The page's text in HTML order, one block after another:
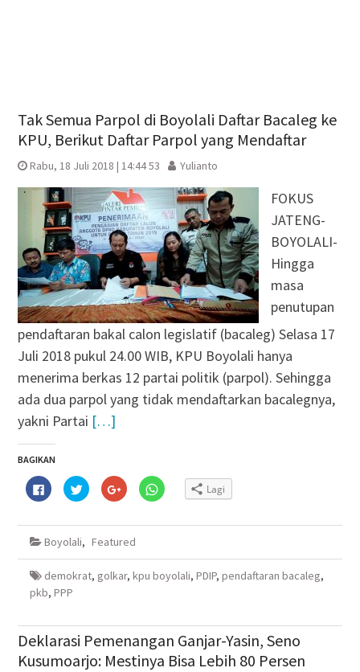
Tak Semua Parpol di Boyolali Daftar Bacaleg ke
KPU, Berikut Daftar Parpol yang Mendaftar
Rabu, 18 Juli 2018 | 14:44 53 Yulianto
FOKUS
JATENG-
BOYOLALI-
Hingga
masa
penutupan
pendaftaran bakal calon legislatif (bacaleg) Selasa 17
Juli 2018 pukul 24.00 WIB, KPU Boyolali hanya
menerima berkas 12 partai politik (parpol). Sehingga
ada dua parpol yang tidak mendaftarkan bacalegnya,
yakni Partai […]
BAGIKAN
Klik
untuk
membagikan
Facebook(Membuka
jendela
baru)
Klik
untuk
berbagi
Twitter(Membuka
jendela
baru)
Klik
untuk
berbagi
Google+
di
yang
baru)
Klik
untuk
WhatsApp(Membuka
baru)
Lagi
Boyolali, Featured
demokrat, golkar, kpu boyolali, PDIP, pendaftaran bacaleg,
pkb, PPP
Deklarasi Pemenangan Ganjar-Yasin, Seno
Kusumoarjo: Mestinya Bisa Lebih 80 Persen